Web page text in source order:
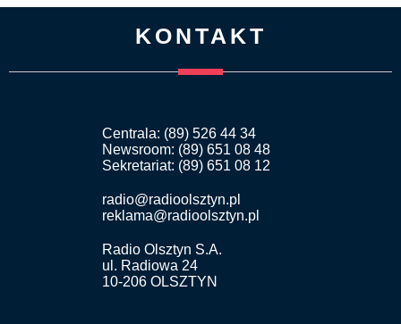
KONTAKT
Centrala: (89) 526 44 34
Newsroom: (89) 651 08 48
Sekretariat: (89) 651 08 12
radio@radioolsztyn.pl
reklama@radioolsztyn.pl
Radio Olsztyn S.A.
ul. Radiowa 24
10-206 OLSZTYN